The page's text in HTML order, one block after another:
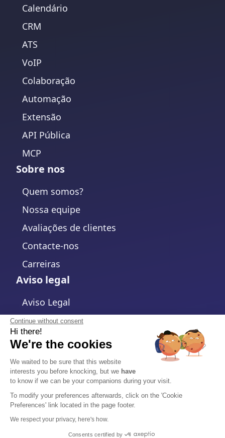
Continue without consent
Hi there!
We're the cookies
We waited to be sure that this website
interests you before knocking, but we have
to know if we can be your companions during your visit.
To modify your preferences afterwards, click on the 'Cookie
Preferences' link located in the page footer.
We respect your privacy, here's how.
Consents certified by
Calendário
CRM
ATS
VoIP
Colaboração
Automação
Extensão
API Pública
MCP
Sobre nos
Quem somos?
Nossa equipe
Avaliações de clientes
Contacte-nos
Carreiras
Aviso legal
Aviso Legal
Política de Privacidade
Política de cookies
Alterar configurações de cookies
Termos e Condições
Acordo de Processamento de Dados
Segurança